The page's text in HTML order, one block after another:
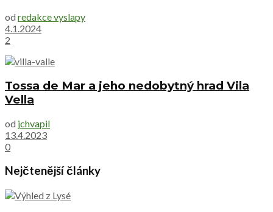
od redakce vyslapy
4.1.2024
2
Tossa de Mar a jeho nedobytný hrad Vila
Vella
od jchvapil
13.4.2023
0
Nejčtenější články